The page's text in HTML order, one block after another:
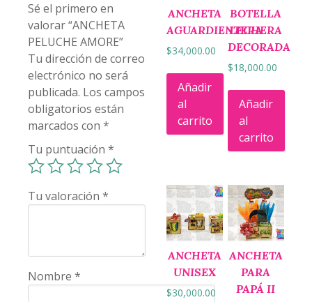
Sé el primero en
valorar “ANCHETA
PELUCHE AMORE”
Tu dirección de correo
electrónico no será
publicada. Los campos
obligatorios están
marcados con *
Tu puntuación *
Tu valoración *
Nombre *
ANCHETA
AGUARDIENTERA
$34,000.00
Añadir
al
carrito
BOTELLA
LECHERA
DECORADA
$18,000.00
Añadir
al
carrito
ANCHETA
UNISEX
$30,000.00
ANCHETA
PARA
PAPÁ II